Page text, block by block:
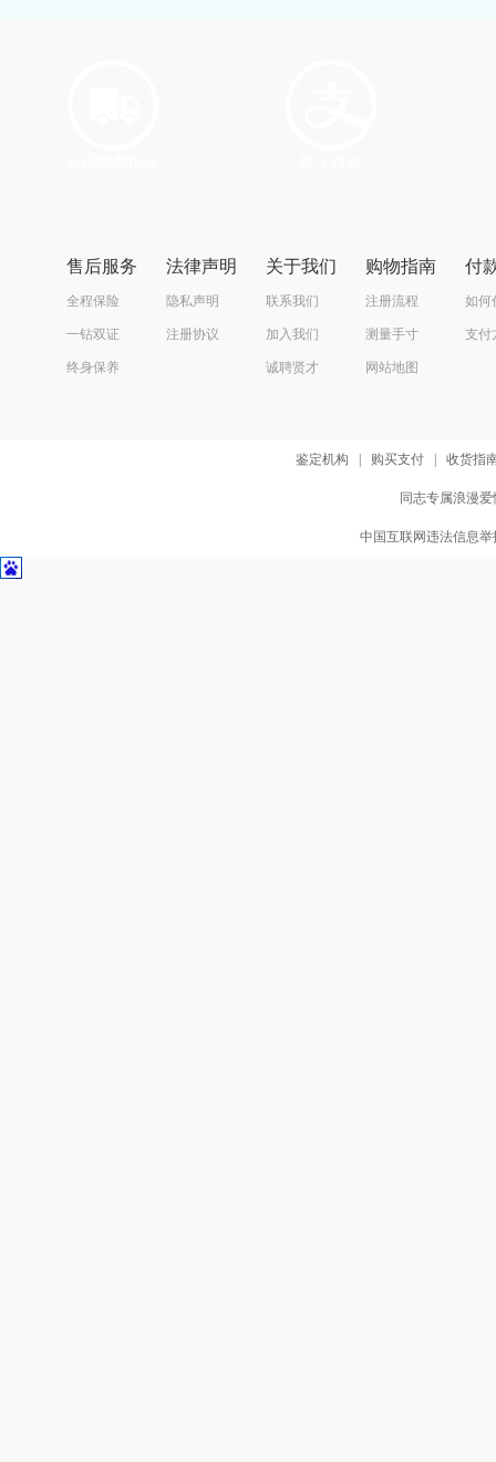
售后服务
全程保险
一钻双证
终身保养
法律声明
隐私声明
注册协议
关于我们
联系我们
加入我们
诚聘贤才
购物指南
注册流程
测量手寸
网站地图
付
如何
支付
鉴定机构 购买支付 收货指
同志专属浪漫
中国互联网违法信息